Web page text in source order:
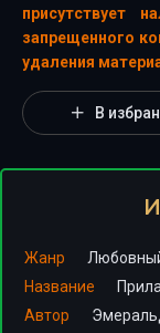
присутствует
запрещенного
удаления
В
Жанр
Название
Автор